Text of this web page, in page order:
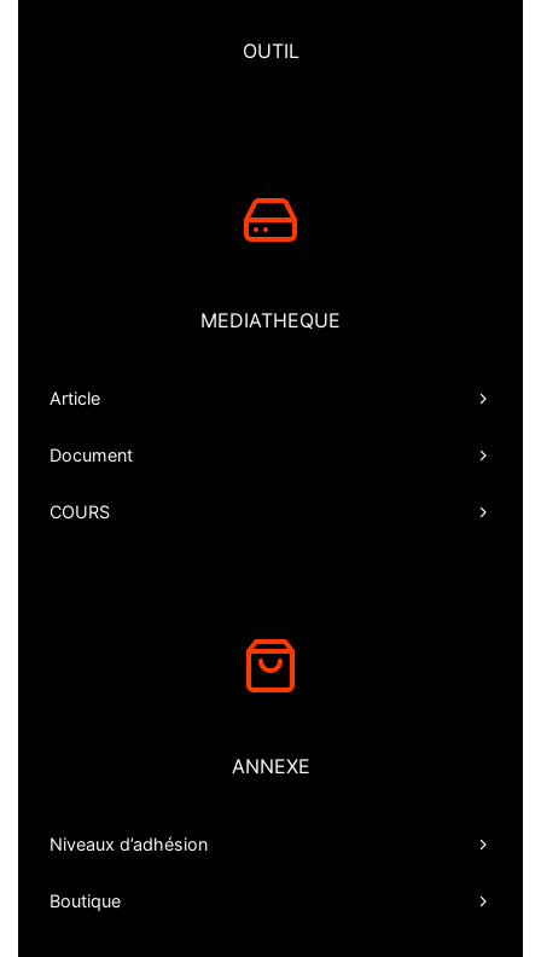
OUTIL
MEDIATHEQUE
Article
Document
COURS
ANNEXE
Niveaux d’adhésion
Boutique